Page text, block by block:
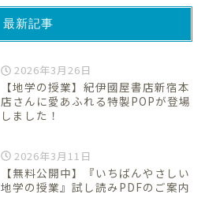
最新記事
2026年3月26日
【地学の授業】紀伊國屋書店新宿本
店さんに愛あふれる特製POPが登場
しました！
2026年3月11日
【無料公開中】『いちばんやさしい
地学の授業』試し読みPDFのご案内